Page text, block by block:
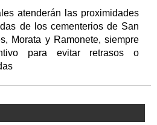
atenderán las proximidades
de los cementerios de San
Morata y Ramonete, siempre
para evitar retrasos o